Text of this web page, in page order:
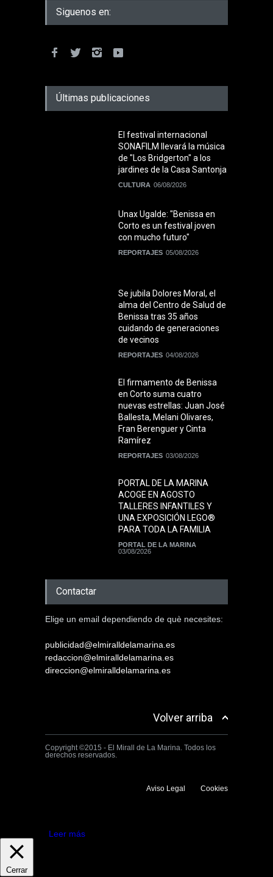
Siguenos en:
Últimas publicaciones
El festival internacional
SONAFILM llevará la música
de "Los Bridgerton" a los
jardines de la Casa Santonja
CULTURA 06/08/2026
Unax Ugalde: "Benissa en
Corto es un festival joven
con mucho futuro"
REPORTAJES 05/08/2026
Se jubila Dolores Moral, el
alma del Centro de Salud de
Benissa tras 35 años
cuidando de generaciones
de vecinos
REPORTAJES 04/08/2026
El firmamento de Benissa
en Corto suma cuatro
nuevas estrellas: Juan José
Ballesta, Melani Olivares,
Fran Berenguer y Cinta
Ramírez
REPORTAJES 03/08/2026
PORTAL DE LA MARINA
ACOGE EN AGOSTO
TALLERES INFANTILES Y
UNA EXPOSICIÓN LEGO®
PARA TODA LA FAMILIA
PORTAL DE LA MARINA
03/08/2026
Contactar
Elige un email dependiendo de què necesites:
publicidad@elmiralldelamarina.es
redaccion@elmiralldelamarina.es
direccion@elmiralldelamarina.es
Volver arriba
Copyright ©2015 - El Mirall de La Marina. Todos los
derechos reservados.
Aviso Legal Cookies
Leer más
Cerrar